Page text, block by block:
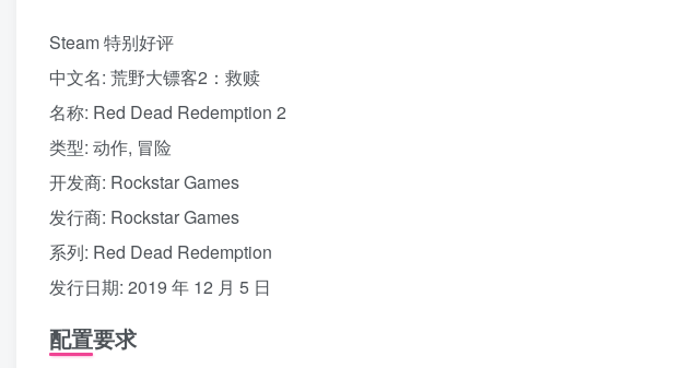
Steam 特别好评
中文名: 荒野大镖客2：救赎
名称: Red Dead Redemption 2
类型: 动作, 冒险
开发商: Rockstar Games
发行商: Rockstar Games
系列: Red Dead Redemption
发行日期: 2019 年 12 月 5 日
配置要求